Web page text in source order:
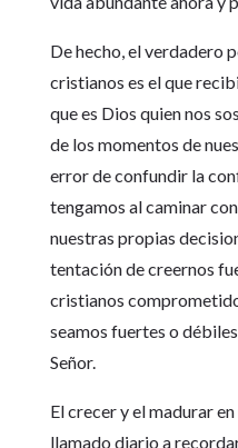
De hecho, el verdadero
cristianos es el que
que es Dios quien nos
de los momentos de
error de confundir la
tengamos al caminar
nuestras propias
tentación de creernos
cristianos
seamos fuertes o
Señor.
El crecer y el madurar
llamado diario a